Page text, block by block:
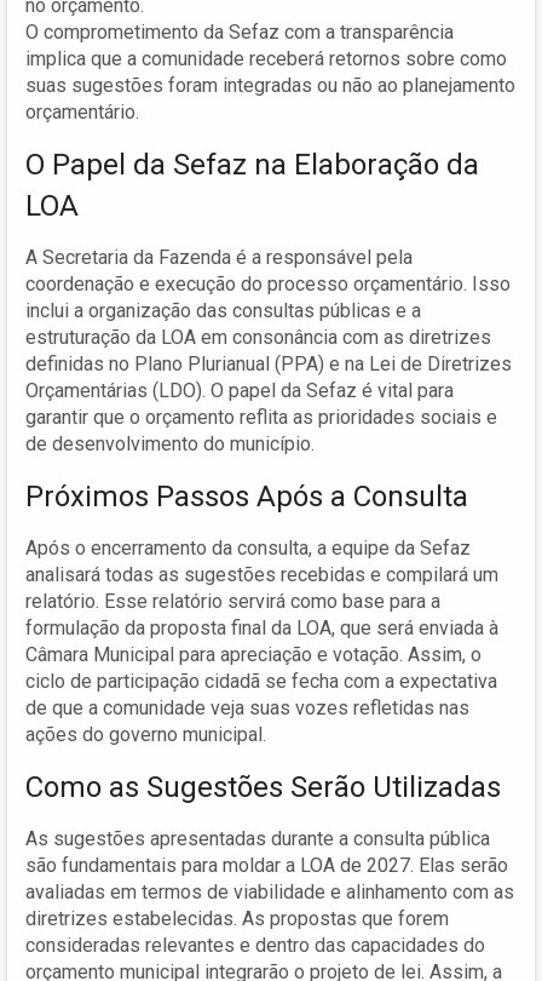
no orçamento.
O comprometimento da Sefaz com a transparência
implica que a comunidade receberá retornos sobre como
suas sugestões foram integradas ou não ao planejamento
orçamentário.
O Papel da Sefaz na Elaboração da
LOA
A Secretaria da Fazenda é a responsável pela
coordenação e execução do processo orçamentário. Isso
inclui a organização das consultas públicas e a
estruturação da LOA em consonância com as diretrizes
definidas no Plano Plurianual (PPA) e na Lei de Diretrizes
Orçamentárias (LDO). O papel da Sefaz é vital para
garantir que o orçamento reflita as prioridades sociais e
de desenvolvimento do município.
Próximos Passos Após a Consulta
Após o encerramento da consulta, a equipe da Sefaz
analisará todas as sugestões recebidas e compilará um
relatório. Esse relatório servirá como base para a
formulação da proposta final da LOA, que será enviada à
Câmara Municipal para apreciação e votação. Assim, o
ciclo de participação cidadã se fecha com a expectativa
de que a comunidade veja suas vozes refletidas nas
ações do governo municipal.
Como as Sugestões Serão Utilizadas
As sugestões apresentadas durante a consulta pública
são fundamentais para moldar a LOA de 2027. Elas serão
avaliadas em termos de viabilidade e alinhamento com as
diretrizes estabelecidas. As propostas que forem
consideradas relevantes e dentro das capacidades do
orçamento municipal integrarão o projeto de lei. Assim, a